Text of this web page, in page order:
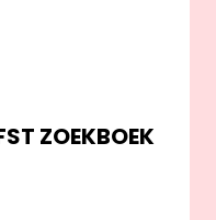
ZOEKBOEK